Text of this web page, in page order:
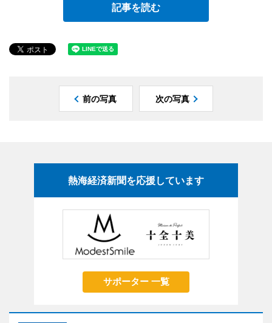
記事を読む
前の写真 次の写真
熱海経済新聞を応援しています
サポーター 一覧